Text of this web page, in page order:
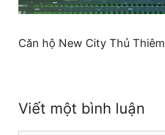
Căn hộ New City Thủ Thiêm
Viết một bình luận